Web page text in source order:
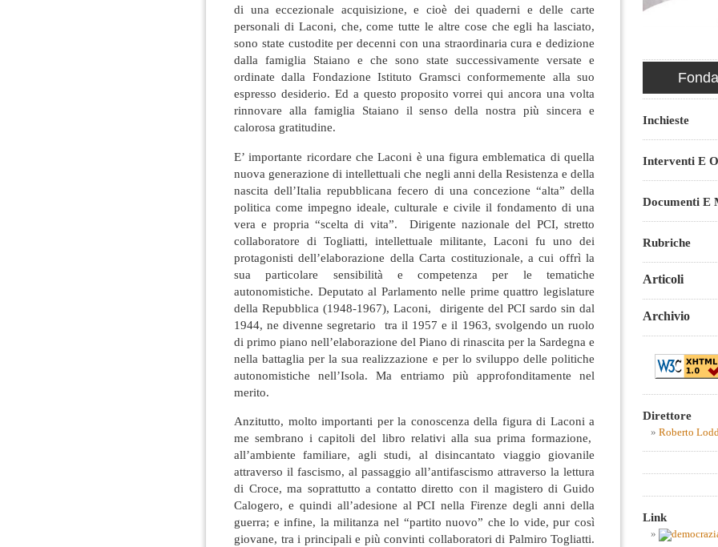
di una eccezionale acquisizione, e cioè dei quaderni e delle carte
personali di Laconi, che, come tutte le altre cose che egli ha lasciato,
sono state custodite per decenni con una straordinaria cura e dedizione
dalla famiglia Staiano e che sono state successivamente versate e
ordinate dalla Fondazione Istituto Gramsci conformemente alla suo
espresso desiderio. Ed a questo proposito vorrei qui ancora una volta
rinnovare alla famiglia Staiano il senso della nostra più sincera e
calorosa gratitudine.
E’ importante ricordare che Laconi è una figura emblematica di quella
nuova generazione di intellettuali che negli anni della Resistenza e della
nascita dell’Italia repubblicana fecero di una concezione “alta” della
politica come impegno ideale, culturale e civile il fondamento di una
vera e propria “scelta di vita”. Dirigente nazionale del PCI, stretto
collaboratore di Togliatti, intellettuale militante, Laconi fu uno dei
protagonisti dell’elaborazione della Carta costituzionale, a cui offrì la
sua particolare sensibilità e competenza per le tematiche
autonomistiche. Deputato al Parlamento nelle prime quattro legislature
della Repubblica (1948-1967), Laconi, dirigente del PCI sardo sin dal
1944, ne divenne segretario tra il 1957 e il 1963, svolgendo un ruolo
di primo piano nell’elaborazione del Piano di rinascita per la Sardegna e
nella battaglia per la sua realizzazione e per lo sviluppo delle politiche
autonomistiche nell’Isola. Ma entriamo più approfonditamente nel
merito.
Anzitutto, molto importanti per la conoscenza della figura di Laconi a
me sembrano i capitoli del libro relativi alla sua prima formazione,
all’ambiente familiare, agli studi, al disincantato viaggio giovanile
attraverso il fascismo, al passaggio all’antifascismo attraverso la lettura
di Croce, ma soprattutto a contatto diretto con il magistero di Guido
Calogero, e quindi all’adesione al PCI nella Firenze degli anni della
guerra; e infine, la militanza nel “partito nuovo” che lo vide, pur così
giovane, tra i principali e più convinti collaboratori di Palmiro Togliatti.
Inchieste
Interventi E
Documenti E
Rubriche
Articoli
Archivio
Direttore
Roberto
Link